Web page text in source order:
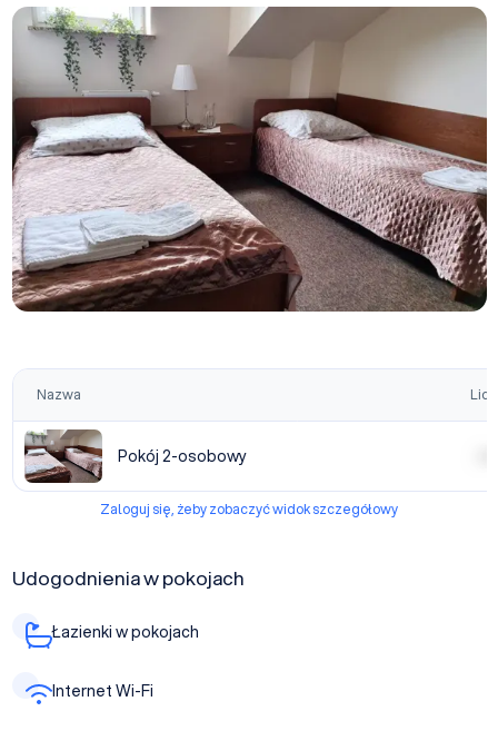
Nazwa
Pokój 2-osobowy
Zaloguj się, żeby zobaczyć widok szczegółowy
Udogodnienia w pokojach
Łazienki w pokojach
Internet Wi-Fi